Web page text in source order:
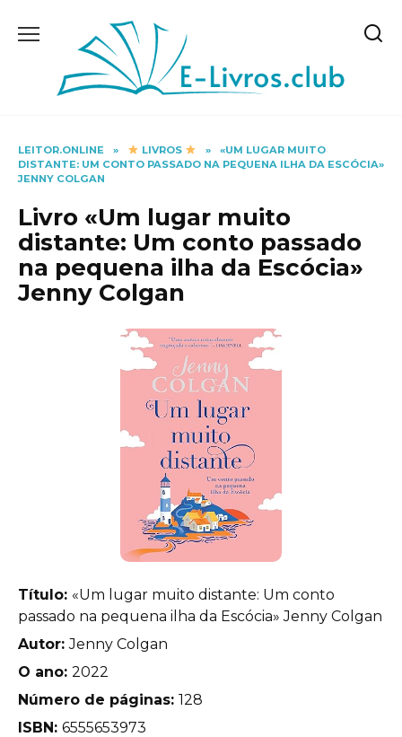
LEITOR.ONLINE » LIVROS »
«UM LUGAR MUITO
DISTANTE: UM CONTO PASSADO NA PEQUENA ILHA DA ESCÓCIA»
JENNY COLGAN
Livro «Um lugar muito
distante: Um conto passado
na pequena ilha da Escócia»
Jenny Colgan
Título: «Um lugar muito distante: Um conto
passado na pequena ilha da Escócia» Jenny Colgan
Autor:Jenny Colgan
O ano: 2022
Número de páginas: 128
ISBN: 6555653973